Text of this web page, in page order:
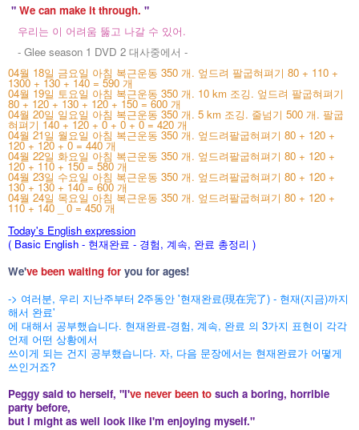
" We can make it through. "
우리는 이 어려움 뚫고 나갈 수 있어.
- Glee season 1 DVD 2 대사중에서 -
04월 18일 금요일 아침 복근운동 350 개. 엎드려 팔굽혀펴기 80 + 110 +
1300 + 130 + 140 = 590 개
04월 19일 토요일 아침 복근운동 350 개. 10 km 조깅. 엎드려 팔굽혀펴기
80 + 120 + 130 + 120 + 150 = 600 개
04월 20일 일요일 아침 복근운동 350 개. 5 km 조깅. 줄넘기 500 개. 팔굽
혀펴기 140 + 120 + 0 + 0 + 0 = 420 개
04월 21일 월요일 아침 복근운동 350 개. 엎드려팔굽혀펴기 80 + 120 +
120 + 120 + 0 = 440 개
04월 22일 화요일 아침 복근운동 350 개. 엎드려팔굽혀펴기 80 + 120 +
120 + 110 + 150 = 580 개
04월 23일 수요일 아침 복근운동 350 개. 엎드려팔굽혀펴기 80 + 120 +
130 + 130 + 140 = 600 개
04월 24일 목요일 아침 복근운동 350 개. 엎드려팔굽혀펴기 80 + 120 +
110 + 140 _ 0 = 450 개
Today's English expression
( Basic English - 현재완료 - 경험, 계속, 완료 총정리 )
We've been waiting for you for ages!
-> 여러분, 우리 지난주부터 2주동안 '현재완료(現在完了) - 현재(지금)까지
해서 완료'
에 대해서 공부했습니다. 현재완료-경험, 계속, 완료 의 3가지 표현이 각각
언제 어떤 상황에서
쓰이게 되는 건지 공부했습니다. 자, 다음 문장에서는 현재완료가 어떻게
쓰인거죠?
Peggy said to herself, "I've never been to such a boring, horrible
party before,
but I might as well look like I'm enjoying myself."